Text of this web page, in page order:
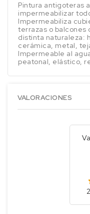
Pintura antigoteras
impermeabilizar
Impermeabiliza
terrazas o balcones
distinta naturaleza:
cerámica, metal,
Impermeable al
peatonal, elástico,
VALORACIONES